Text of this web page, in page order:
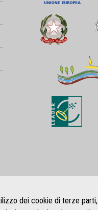
dei cookie di terze parti,